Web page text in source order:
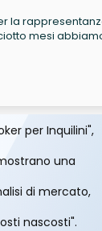
la
mesi
per Inquilini",
una
di mercato,
nascosti".